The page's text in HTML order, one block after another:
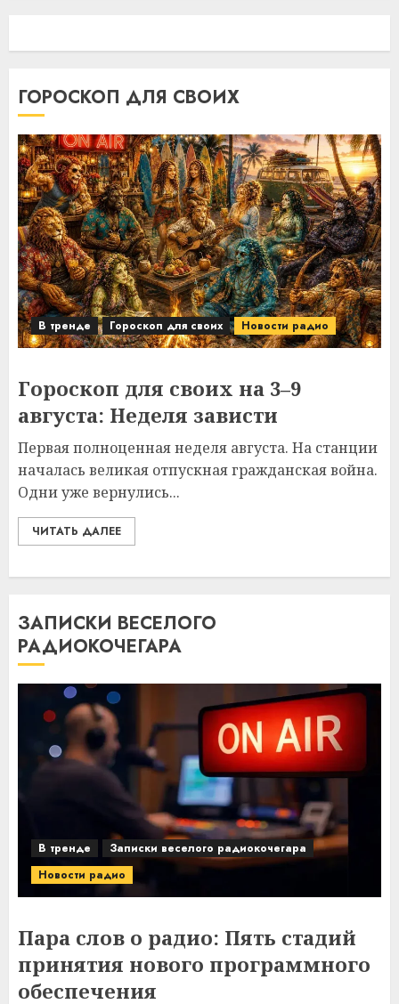
ГОРОСКОП ДЛЯ СВОИХ
В тренде Гороскоп для своих Новости радио
Гороскоп для своих на 3–9
августа: Неделя зависти
Первая полноценная неделя августа. На станции
началась великая отпускная гражданская война.
Одни уже вернулись...
ЧИТАТЬ ДАЛЕЕ
ЗАПИСКИ ВЕСЕЛОГО
РАДИОКОЧЕГАРА
В тренде
Записки веселого радиокочегара
Новости радио
Пара слов о радио: Пять стадий
принятия нового программного
обеспечения